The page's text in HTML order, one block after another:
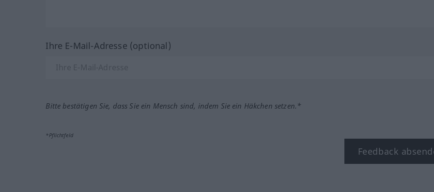
Ihre E-Mail-Adresse (optional)
Bitte bestätigen Sie, dass Sie ein Mensch sind, indem Sie ein Häkchen setzen.*
*Pflichtfeld
Feedback